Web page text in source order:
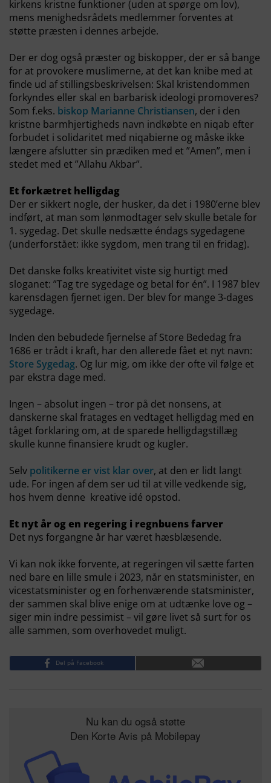
kirkens kristne funktioner (uden at spørge om lov),
mens menighedsrådets medlemmer forventes at
støtte præsten i dennes arbejde.
Der er dog også præster og biskopper, der er så bange
for at provokere muslimerne, at det kan knibe med at
finde ud af stillingsbeskrivelsen: Skal kristendommen
forkyndes eller skal en barbarisk ideologi promoveres?
Som f.eks. biskop Marianne Christiansen, der i den
kristne barmhjertigheds navn indkøbte en niqab efter
forbudet i solidaritet med niqabierne og måske ikke
længere afslutter sin prædiken med et ”Amen”, men i
stedet med et ”Allahu Akbar”.
Et forkætret helligdag
Der er sikkert nogle, der husker, da det i 1980’erne blev
indført, at man som lønmodtager selv skulle betale for
1. sygedag. Det skulle nedsætte éndags sygedagene
(underforstået: ikke sygdom, men trang til en fridag).
Det danske folks kreativitet viste sig hurtigt med
sloganet: ”Tag tre sygedage og betal for én”. I 1987 blev
karensdagen fjernet igen. Der blev for mange 3-dages
sygedage.
Inden den bebudede fjernelse af Store Bededag fra
1686 er trådt i kraft, har den allerede fået et nyt navn:
Store Sygedag. Og lur mig, om ikke der ofte vil følge et
par ekstra dage med.
Ingen – absolut ingen – tror på det nonsens, at
danskerne skal fratages en vedtaget helligdag med en
tåget forklaring om, at de sparede helligdagstillæg
skulle kunne finansiere krudt og kugler.
Selv politikerne er vist klar over, at den er lidt langt
ude. For ingen af dem ser ud til at ville vedkende sig,
hos hvem denne kreative idé opstod.
Et nyt år og en regering i regnbuens farver
Det nys forgangne år har været hæsblæsende.
Vi kan nok ikke forvente, at regeringen vil sætte farten
ned bare en lille smule i 2023, når en statsminister, en
vicestatsminister og en forhenværende statsminister,
der sammen skal blive enige om at udtænke love og –
siger min indre pessimist – vil gøre livet så surt for os
alle sammen, som overhovedet muligt.
Del på Facebook
Nu kan du også støtte
Den Korte Avis på Mobilepay